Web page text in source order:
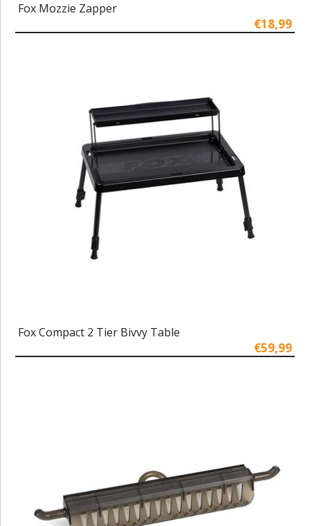
Fox Mozzie Zapper
€18,99
Fox Compact 2 Tier Bivvy Table
€59,99